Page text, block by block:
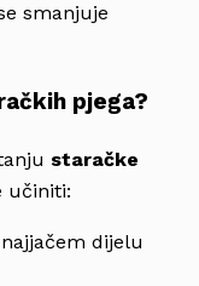
smanjuje
pjega?
staračke
učiniti:
dijelu